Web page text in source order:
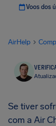
Voos dos
AirHelp
Se tiver
com a Air